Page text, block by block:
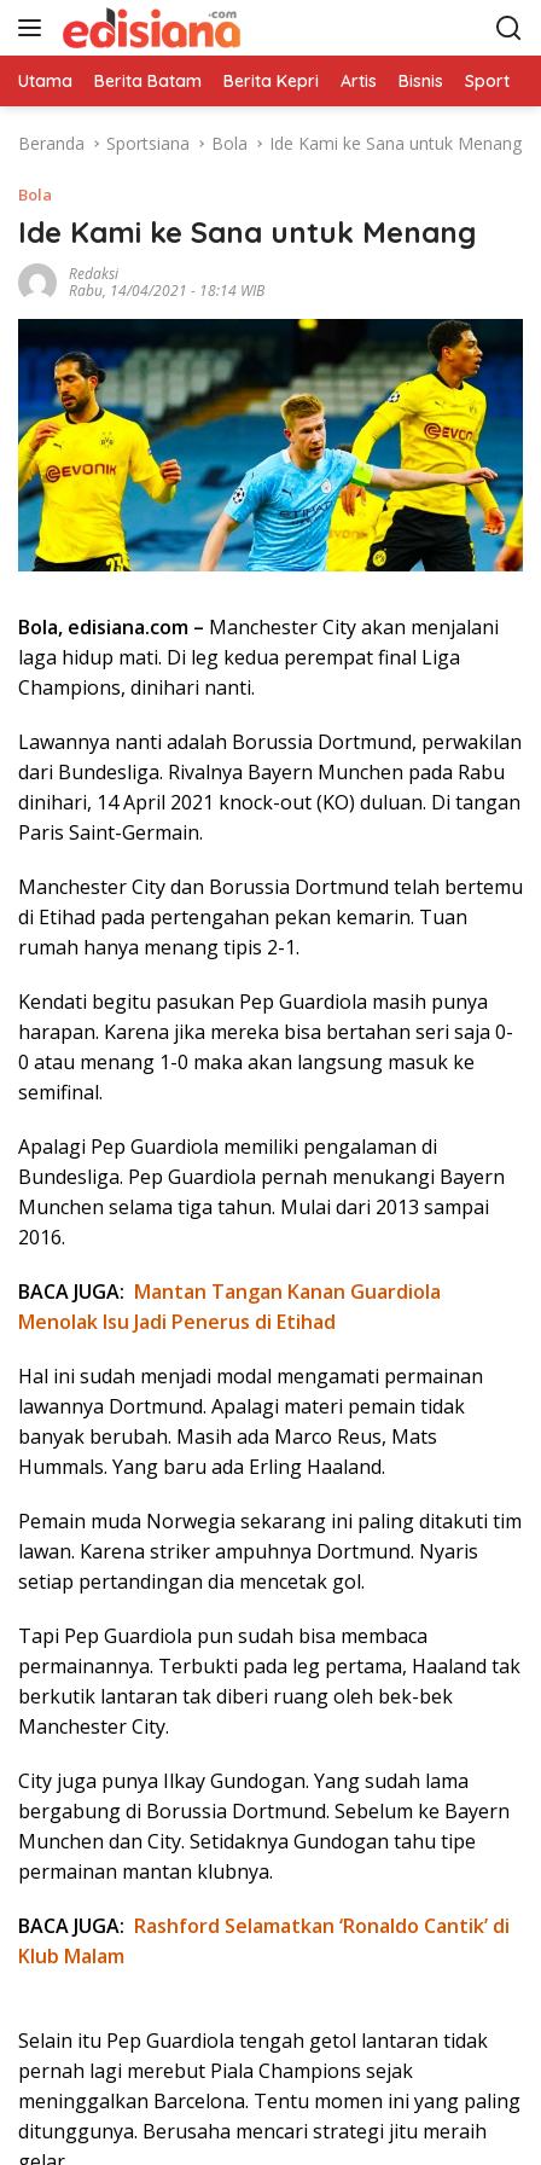
Utama Berita Batam Berita Kepri Artis Bisnis Sport
Beranda Sportsiana Bola Ide Kami ke Sana untuk Menang
Bola
Ide Kami ke Sana untuk Menang
Redaksi
Rabu, 14/04/2021 - 18:14 WIB
Bola, edisiana.com – Manchester City akan menjalani
laga hidup mati. Di leg kedua perempat final Liga
Champions, dinihari nanti.
Lawannya nanti adalah Borussia Dortmund, perwakilan
dari Bundesliga. Rivalnya Bayern Munchen pada Rabu
dinihari, 14 April 2021 knock-out (KO) duluan. Di tangan
Paris Saint-Germain.
Manchester City dan Borussia Dortmund telah bertemu
di Etihad pada pertengahan pekan kemarin. Tuan
rumah hanya menang tipis 2-1.
Kendati begitu pasukan Pep Guardiola masih punya
harapan. Karena jika mereka bisa bertahan seri saja 0-
0 atau menang 1-0 maka akan langsung masuk ke
semifinal.
Apalagi Pep Guardiola memiliki pengalaman di
Bundesliga. Pep Guardiola pernah menukangi Bayern
Munchen selama tiga tahun. Mulai dari 2013 sampai
2016.
BACA JUGA: Mantan Tangan Kanan Guardiola
Menolak Isu Jadi Penerus di Etihad
Hal ini sudah menjadi modal mengamati permainan
lawannya Dortmund. Apalagi materi pemain tidak
banyak berubah. Masih ada Marco Reus, Mats
Hummals. Yang baru ada Erling Haaland.
Pemain muda Norwegia sekarang ini paling ditakuti tim
lawan. Karena striker ampuhnya Dortmund. Nyaris
setiap pertandingan dia mencetak gol.
Tapi Pep Guardiola pun sudah bisa membaca
permainannya. Terbukti pada leg pertama, Haaland tak
berkutik lantaran tak diberi ruang oleh bek-bek
Manchester City.
City juga punya Ilkay Gundogan. Yang sudah lama
bergabung di Borussia Dortmund. Sebelum ke Bayern
Munchen dan City. Setidaknya Gundogan tahu tipe
permainan mantan klubnya.
BACA JUGA: Rashford Selamatkan ‘Ronaldo Cantik’ di
Klub Malam
Selain itu Pep Guardiola tengah getol lantaran tidak
pernah lagi merebut Piala Champions sejak
meninggalkan Barcelona. Tentu momen ini yang paling
ditunggunya. Berusaha mencari strategi jitu meraih